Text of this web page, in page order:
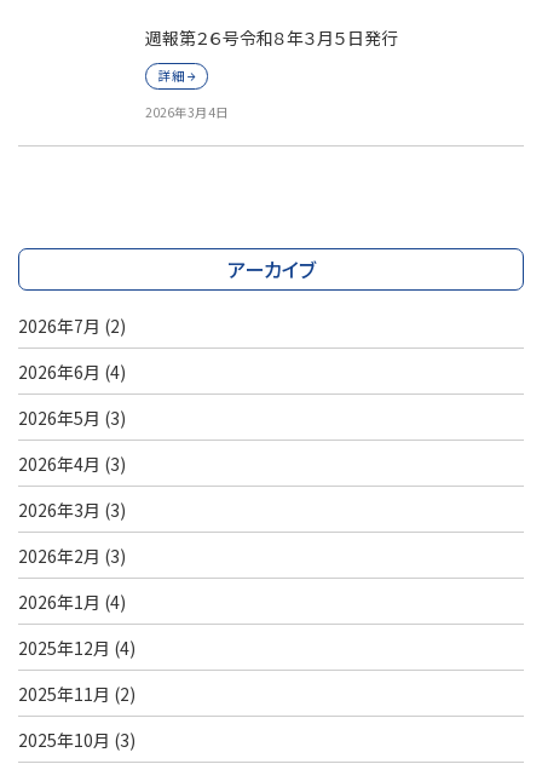
週報第２６号令和８年３月５日発行
詳細
2026年3月4日
アーカイブ
2026年7月 (2)
2026年6月 (4)
2026年5月 (3)
2026年4月 (3)
2026年3月 (3)
2026年2月 (3)
2026年1月 (4)
2025年12月 (4)
2025年11月 (2)
2025年10月 (3)